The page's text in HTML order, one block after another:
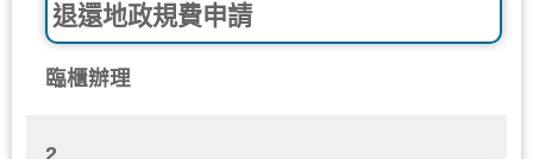
退還地政規費申請
臨櫃辦理
2